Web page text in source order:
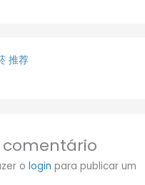
推荐
comentário
o login para publicar um